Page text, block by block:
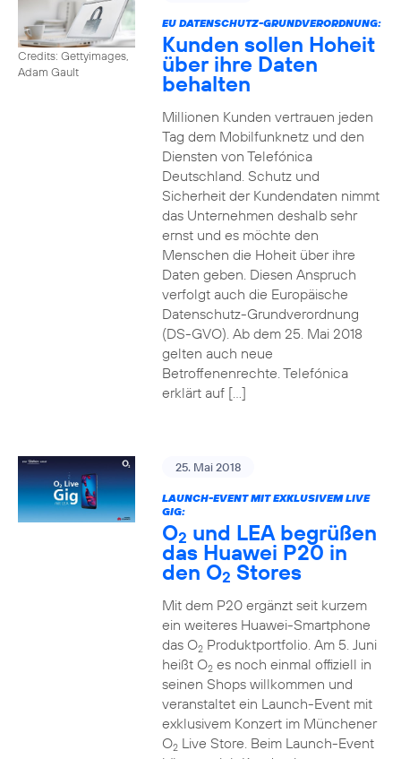
Credits: Gettyimages,
Adam Gault
EU DATENSCHUTZ-GRUNDVERORDNUNG:
Kunden sollen Hoheit
über ihre Daten
behalten
Millionen Kunden vertrauen jeden
Tag dem Mobilfunknetz und den
Diensten von Telefónica
Deutschland. Schutz und
Sicherheit der Kundendaten nimmt
das Unternehmen deshalb sehr
ernst und es möchte den
Menschen die Hoheit über ihre
Daten geben. Diesen Anspruch
verfolgt auch die Europäische
Datenschutz-Grundverordnung
(DS-GVO). Ab dem 25. Mai 2018
gelten auch neue
Betroffenenrechte. Telefónica
erklärt auf […]
25. Mai 2018
LAUNCH-EVENT MIT EXKLUSIVEM LIVE
GIG:
O2 und LEA begrüßen
das Huawei P20 in
den O2 Stores
Mit dem P20 ergänzt seit kurzem
ein weiteres Huawei-Smartphone
das O2Produktportfolio. Am 5. Juni
heißt O2es noch einmal offiziell in
seinen Shops willkommen und
veranstaltet ein Launch-Event mit
exklusivem Konzert im Münchener
O2Live Store. Beim Launch-Event